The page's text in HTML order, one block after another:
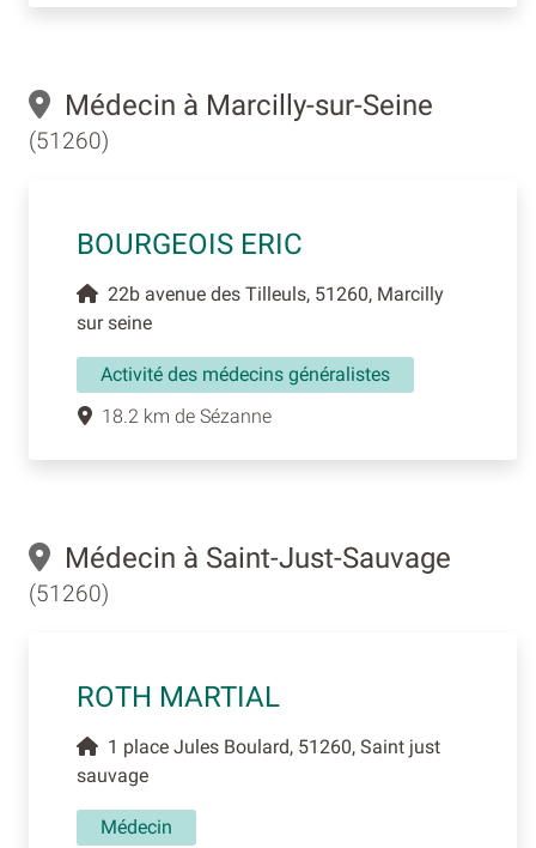
Médecin à Marcilly-sur-Seine
(51260)
BOURGEOIS ERIC
22b avenue des Tilleuls, 51260, Marcilly
sur seine
Activité des médecins généralistes
18.2 km de Sézanne
Médecin à Saint-Just-Sauvage
(51260)
ROTH MARTIAL
1 place Jules Boulard, 51260, Saint just
sauvage
Médecin